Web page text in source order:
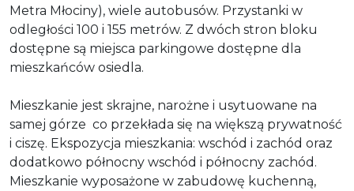
Metra Młociny), wiele autobusów. Przystanki w
odległości 100 i 155 metrów. Z dwóch stron bloku
dostępne są miejsca parkingowe dostępne dla
mieszkańców osiedla.
Mieszkanie jest skrajne, narożne i usytuowane na
samej górze co przekłada się na większą prywatność
i ciszę. Ekspozycja mieszkania: wschód i zachód oraz
dodatkowo północny wschód i północny zachód.
Mieszkanie wyposażone w zabudowę kuchenną,